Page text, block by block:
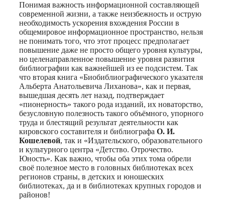
Понимая важность информационной составляющей
современной жизни, а также неизбежность и острую
необходимость ускорения вхождения России в
общемировое информационное пространство, нельзя
не понимать того, что этот процесс предполагает
повышение даже не просто общего уровня культуры,
но целенаправленное повышение уровня развития
библиографии как важнейшей из ее подсистем. Так
что вторая книга «Биобиблиографического указателя
Альберта Анатольевича Лиханова», как и первая,
вышедшая десять лет назад, подтверждает
«пионерность» такого рода изданий, их новаторство,
безусловную полезность такого объёмного, упорного
труда и блестящий результат деятельности как
кировского составителя и библиографа О. И.
Кошелевой, так и «Издательского, образовательного
и культурного центра «Детство. Отрочество.
Юность». Как важно, чтобы оба этих тома обрели
своё полезное место в головных библиотеках всех
регионов страны, в детских и юношеских
библиотеках, да и в библиотеках крупных городов и
районов!